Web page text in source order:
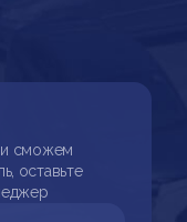
и сможем
оставьте